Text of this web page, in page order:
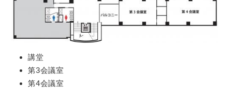
講堂
第3会議室
第4会議室